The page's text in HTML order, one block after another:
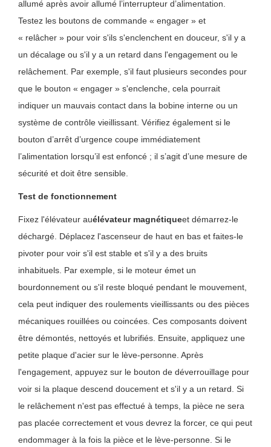
allumé après avoir allumé l’interrupteur d’alimentation.
Testez les boutons de commande « engager » et
« relâcher » pour voir s'ils s'enclenchent en douceur, s'il y a
un décalage ou s'il y a un retard dans l'engagement ou le
relâchement. Par exemple, s'il faut plusieurs secondes pour
que le bouton « engager » s'enclenche, cela pourrait
indiquer un mauvais contact dans la bobine interne ou un
système de contrôle vieillissant. Vérifiez également si le
bouton d’arrêt d’urgence coupe immédiatement
l’alimentation lorsqu’il est enfoncé ; il s’agit d’une mesure de
sécurité et doit être sensible.
Test de fonctionnement
Fixez l'élévateur auélévateur magnétiqueet démarrez-le
déchargé. Déplacez l'ascenseur de haut en bas et faites-le
pivoter pour voir s'il est stable et s'il y a des bruits
inhabituels. Par exemple, si le moteur émet un
bourdonnement ou s'il reste bloqué pendant le mouvement,
cela peut indiquer des roulements vieillissants ou des pièces
mécaniques rouillées ou coincées. Ces composants doivent
être démontés, nettoyés et lubrifiés. Ensuite, appliquez une
petite plaque d'acier sur le lève-personne. Après
l'engagement, appuyez sur le bouton de déverrouillage pour
voir si la plaque descend doucement et s'il y a un retard. Si
le relâchement n'est pas effectué à temps, la pièce ne sera
pas placée correctement et vous devrez la forcer, ce qui peut
endommager à la fois la pièce et le lève-personne. Si le